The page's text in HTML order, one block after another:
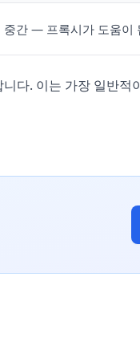
중간 — 프록시가 도움이
다. 이는 가장 일반적